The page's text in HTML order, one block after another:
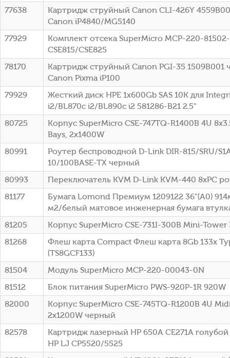
77638
Картридж струйный Canon CLI-426Y
Canon iP4840/MG5140
77929
Комплект отсека SuperMicro MCP-220-
CSE815/CSE825
78170
Картридж струйный Canon PGI-35 1509B001
Canon Pixma iP100
79929
Жесткий диск HPE 1x600Gb SAS 10K для
i2/BL870c i2/BL890c i2 581286-B21 2.5"
80725
Корпус SuperMicro CSE-747TQ-R1400B 4U
Bays, 2x1400W
80991
Роутер беспроводной D-Link DIR-815/SRU/
10/100BASE-TX черный
80993
Переключатель KVM D-Link KVM-440 8xPC
81177
Бумага Lomond Премиум 1209122 36"(A0)
м2/белый матовое инженерная бумага
81205
Корпус SuperMicro CSE-731I-300B Mini-Tower
81268
Флеш карта Compact Флеш карта 8Gb 133x
(TS8GCF133)
81504
Модуль SuperMicro MCP-220-00043-0N
81512
Блок питания SuperMicro PWS-920P-1R 920W
82000
Корпус SuperMicro CSE-745TQ-R1200B 4U
2x1200W черный
82578
Картридж лазерный HP 650A CE271A голубой
HP LJ CP5520/5525